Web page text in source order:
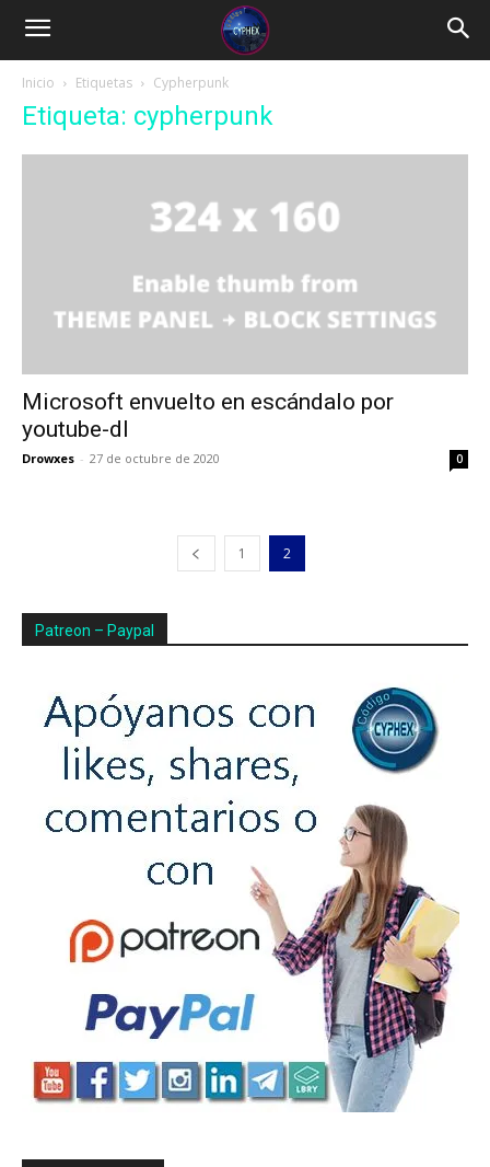
Inicio Etiquetas Cypherpunk
Etiqueta: cypherpunk
Microsoft envuelto en escándalo por
youtube-dl
Drowxes - 27 de octubre de 2020 0
1 2
Patreon – Paypal